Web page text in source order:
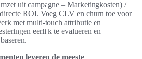
uit campagne – Marketingkosten) /
ROI. Voeg CLV en churn toe voor
met multi-touch attributie en
eerlijk te evalueren en
leveren de meeste